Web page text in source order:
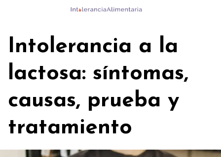
Intolerancia a la
lactosa: síntomas,
causas, prueba y
tratamiento